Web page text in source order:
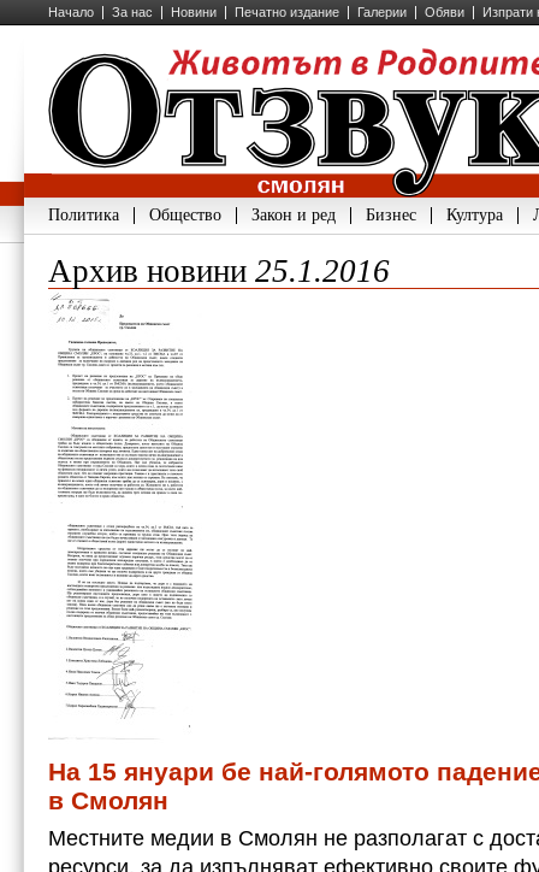
Начало За нас Новини Печатно издание Галерии Обяви Изпрати
Политика Общество Закон и ред Бизнес Култура
Архив новини 25.1.2016
На 15 януари бе най-голямото
в Смолян
Местните медии в Смолян не разполагат с
ресурси, за да изпълняват ефективно своите